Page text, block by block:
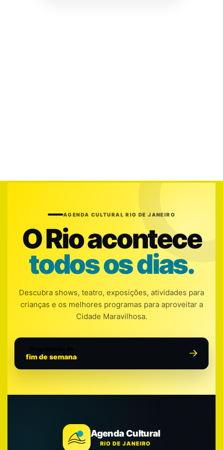
AGENDA CULTURAL RIO DE JANEIRO
O Rio acontece
todos os dias.
Descubra shows, teatro, exposições, atividades para
crianças e os melhores programas para aproveitar a
Cidade Maravilhosa.
fim de semana
Agenda Cultural
RIO DE JANEIRO